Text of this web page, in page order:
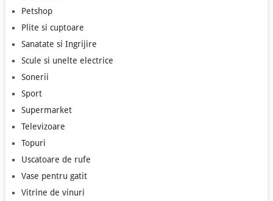
Petshop
Plite si cuptoare
Sanatate si Ingrijire
Scule si unelte electrice
Sonerii
Sport
Supermarket
Televizoare
Topuri
Uscatoare de rufe
Vase pentru gatit
Vitrine de vinuri